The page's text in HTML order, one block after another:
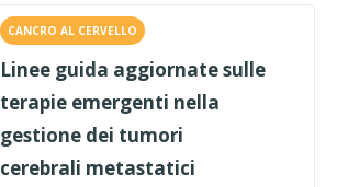
CANCRO AL CERVELLO
Linee guida aggiornate sulle
terapie emergenti nella
gestione dei tumori
cerebrali metastatici